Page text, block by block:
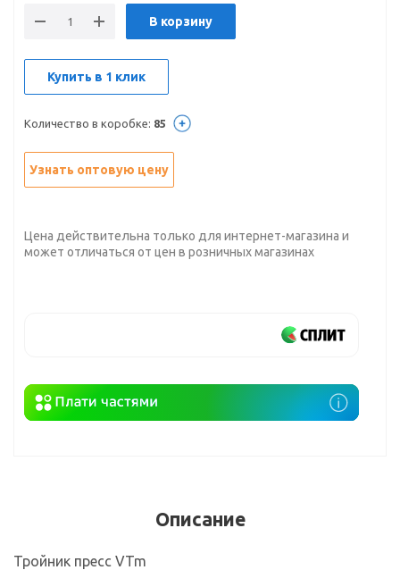
В корзину
Купить в 1 клик
Количество в коробке: 85
Узнать оптовую цену
Цена действительна только для интернет-магазина и
может отличаться от цен в розничных магазинах
Описание
Тройник пресс VTm